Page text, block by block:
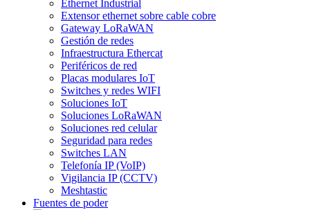
Ethernet Industrial
Extensor ethernet sobre cable cobre
Gateway LoRaWAN
Gestión de redes
Infraestructura Ethercat
Periféricos de red
Placas modulares IoT
Switches y redes WIFI
Soluciones IoT
Soluciones LoRaWAN
Soluciones red celular
Seguridad para redes
Switches LAN
Telefonía IP (VoIP)
Vigilancia IP (CCTV)
Meshtastic
Fuentes de poder